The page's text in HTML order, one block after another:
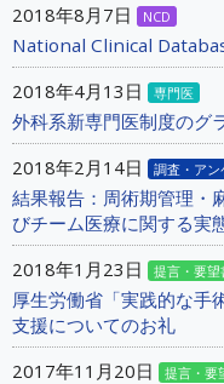
2018年8月7日
NCD
National Clinical
2018年4月13日
専門医
外科系新専門医制度のグ
2018年2月14日
調査・アン
結果報告：周術期管理・
びチーム医療に関する実
2018年1月23日
提言・要望
厚生労働省「実践的な手
支援についてのお礼
2017年11月20日
提言・要